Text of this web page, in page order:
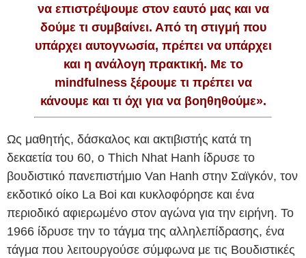
να επιστρέψουμε στον εαυτό μας και να
δούμε τι συμβαίνει. Από τη στιγμή που
υπάρχει αυτογνωσία, πρέπει να υπάρχει
και η ανάλογη πρακτική. Με τo
mindfulness ξέρουμε τι πρέπει να
κάνουμε και τι όχι για να βοηθηθούμε».
Ως μαθητής, δάσκαλος και ακτιβιστής κατά τη
δεκαετία του 60, ο Thich Nhat Hanh ίδρυσε το
βουδιστικό πανεπιστήμιο Van Hanh στην Σαϊγκόν, τον
εκδοτικό οίκο La Boi και κυκλοφόρησε και ένα
περιοδικό αφιερωμένο στον αγώνα για την ειρήνη. Το
1966 ίδρυσε την το τάγμα της αλληλεπίδρασης, ένα
τάγμα που λειτουργούσε σύμφωνα με τις Βουδιστικές